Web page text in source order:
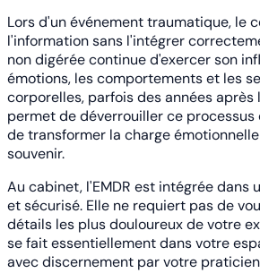
Lors d'un événement traumatique, le
l'information sans l'intégrer
non digérée continue d'exercer son
émotions, les comportements et les
corporelles, parfois des années après
permet de déverrouiller ce
de transformer la charge
souvenir.
Au cabinet, l'EMDR est intégrée dans
et sécurisé. Elle ne requiert pas de
détails les plus douloureux de votre
se fait essentiellement dans votre
avec discernement par votre